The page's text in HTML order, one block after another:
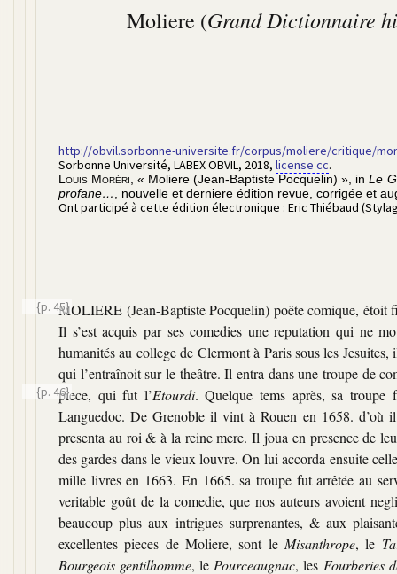
Moliere (Grand Dictionnaire
http://obvil.sorbonne-universite.fr/corpus/moliere/critique/
Sorbonne Université, LABEX OBVIL,2018,license cc.
Louis Moréri ,« Moliere (Jean-Baptiste Pocquelin) », inLe
profane…
, nouvelle et derniere édition revue, corrigée et
Ont participé à cette édition électronique : Eric Thiébaud
{p. 45}MOLIERE (Jean-Baptiste Pocquelin) poëte comique, étoit
Il s’est acquis par ses comedies une reputation qui ne
humanités au college de Clermont à Paris sous les
qui l’entraînoit sur le theâtre. Il entra dans une troupe de
piece, qui fut l’Etourdi. Quelque
{p. 46}
tems après, sa
Languedoc. De Grenoble il vint à Rouen en 1658.
presenta au roi & à la reine mere. Il joua en presence de
des gardes dans le vieux louvre. On lui accorda ensuite
mille livres en 1663. En 1665. sa troupe fut arrêtée au
veritable goût de la comedie, que nos auteurs avoient
beaucoup plus aux intrigues surprenantes, & aux
excellentes pieces de Moliere, sont le Misanthrope, le
Bourgeois gentilhomme, le Pourceaugnac, les Fourberies